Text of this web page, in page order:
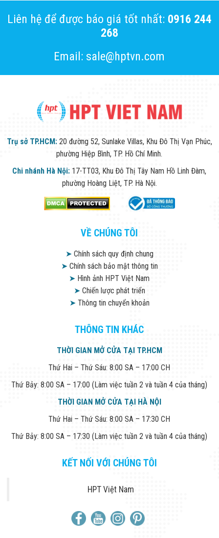
Liên hệ để được báo giá tốt nhất: 0916 244
268
Email: sale@hptvn.com
Trụ sở TP.HCM: 20 đường 52, Sunlake Villas, Khu Đô Thị Vạn Phúc,
phường Hiệp Bình, TP. Hồ Chí Minh.
Chi nhánh Hà Nội: 17-TT03, Khu Đô Thị Tây Nam Hồ Linh Đàm,
phường Hoàng Liệt, TP. Hà Nội.
VỀ CHÚNG TÔI
➤Chính sách quy định chung
➤Chính sách bảo mật thông tin
➤ Hình ảnh HPT Việt Nam
➤Chiến lược phát triển
➤Thông tin chuyển khoản
THÔNG TIN KHÁC
THỜI GIAN MỞ CỬA TẠI TP.HCM
Thứ Hai – Thứ Sáu: 8:00 SA – 17:00 CH
Thứ Bảy: 8:00 SA – 17:00 (Làm việc tuần 2 và tuần 4 của tháng)
THỜI GIAN MỞ CỬA TẠI HÀ NỘI
Thứ Hai – Thứ Sáu: 8:00 SA – 17:30 CH
Thứ Bảy: 8:00 SA – 17:30 (Làm việc tuần 2 và tuần 4 của tháng)
KẾT NỐI VỚI CHÚNG TÔI
HPT Việt Nam